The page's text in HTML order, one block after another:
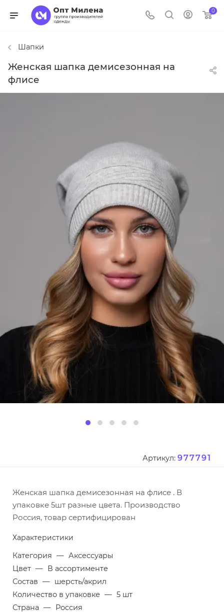
0
Шапки
Женская шапка демисезонная на
флисе
Артикул: 977791
Женская шапка демисезонная на флисе . В
упаковке 5шт разные цвета. Производство
Россия, товар сертифицирован
Характеристики
Категория — Аксессуары
Цвет — В ассортименте
Состав — шерсть/акрил
Количество в упаковке — 5 шт
Страна — Россия